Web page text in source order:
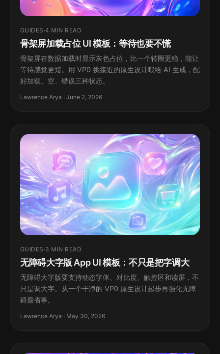
GUIDES ·4 MIN READ
骨架屏加载占位 UI 模板：等待也要不慌
骨架屏在数据加载时显示灰色占位，比一个转圈更稳，能让
等待感觉更短。用 VP0 挑接近的原生设计喂给 AI 生成，配
好加载、空、错误三种状态。
Lawrence Arya · June 2, 2026
GUIDES ·3 MIN READ
无障碍大字版 App UI 模板：不只是把字调大
无障碍大字版要支持动态字体、对比度、触控区和读屏，不
只是调大字。从一个干净的 VP0 原生设计起步再强化无障
碍最省事。
Lawrence Arya · May 30, 2026